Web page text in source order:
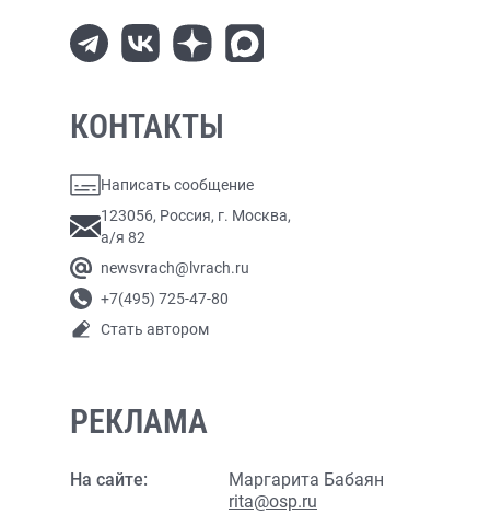
КОНТАКТЫ
Написать сообщение
123056, Россия, г. Москва,
а/я 82
newsvrach@lvrach.ru
+7(495) 725-47-80
Стать автором
РЕКЛАМА
На сайте:
Маргарита Бабаян
rita@osp.ru